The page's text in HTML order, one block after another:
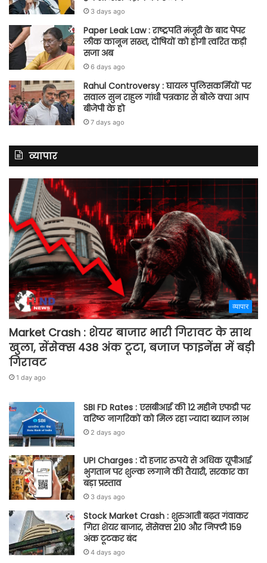
3 days ago
Paper Leak Law : राष्ट्रपति मंजूरी के बाद पेपर
लीक कानून सख्त, दोषियों को होगी त्वरित कड़ी
सजा अब
6 days ago
Rahul Controversy : घायल पुलिसकर्मियों पर
सवाल सुन राहुल गांधी पत्रकार से बोले क्या आप
बीजेपी के हो
7 days ago
व्यापार
व्यापार
Market Crash : शेयर बाजार भारी गिरावट के साथ
खुला, सेंसेक्स 438 अंक टूटा, बजाज फाइनेंस में बड़ी
गिरावट
1 day ago
SBI FD Rates : एसबीआई की 12 महीने एफडी पर
वरिष्ठ नागरिकों को मिल रहा ज्यादा ब्याज लाभ
2 days ago
UPI Charges : दो हजार रुपये से अधिक यूपीआई
भुगतान पर शुल्क लगाने की तैयारी, सरकार का
बड़ा प्रस्ताव
3 days ago
Stock Market Crash : शुरुआती बढ़त गंवाकर
गिरा शेयर बाजार, सेंसेक्स 210 और निफ्टी 159
अंक टूटकर बंद
4 days ago